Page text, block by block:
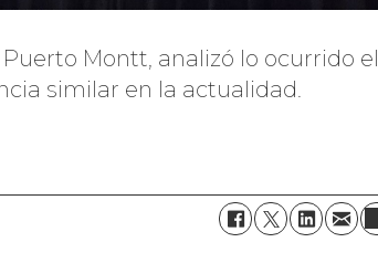
Montt, analizó lo ocurrido el
similar en la actualidad.